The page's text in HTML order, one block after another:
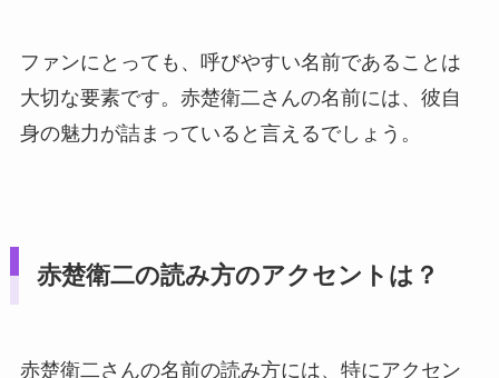
ファンにとっても、呼びやすい名前であることは
大切な要素です。赤楚衛二さんの名前には、彼自
身の魅力が詰まっていると言えるでしょう。
赤楚衛二の読み方のアクセントは？
赤楚衛二さんの名前の読み方には、特にアクセン